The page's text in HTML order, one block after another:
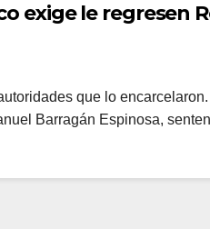
exige le regresen
que lo
Barragán Espinosa,